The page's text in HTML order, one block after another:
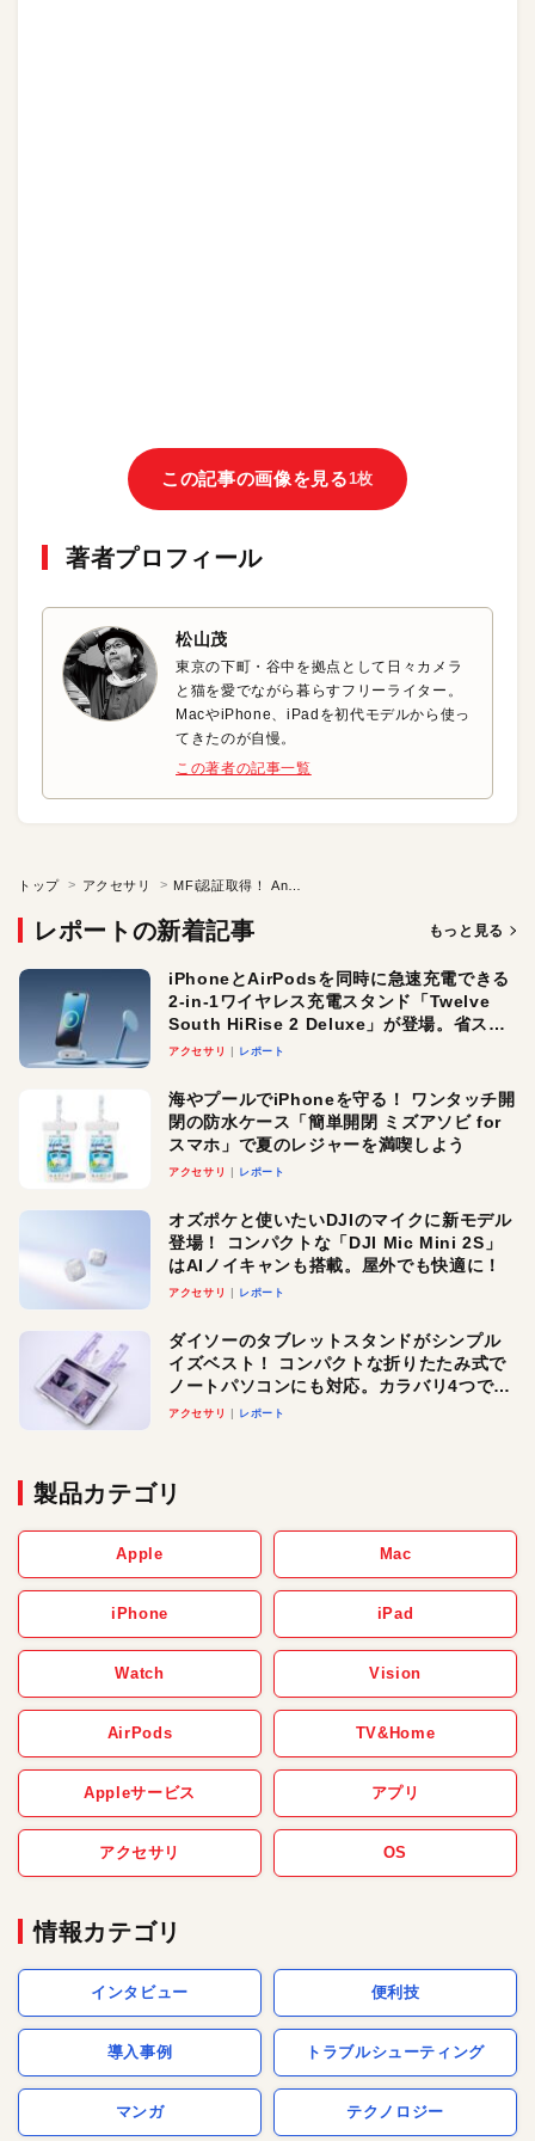
この記事の画像を見る 1枚
著者プロフィール
松山茂
東京の下町・谷中を拠点として日々カメラ
と猫を愛でながら暮らすフリーライター。
MacやiPhone、iPadを初代モデルから使っ
てきたのが自慢。
この著者の記事一覧
トップ アクセサリ
レポートの新着記事 もっと見る
iPhoneとAirPodsを同時に急速充電できる
2-in-1ワイヤレス充電スタンド「Twelve
South HiRise 2 Deluxe」が登場。省スペ
ースでおしゃれに充電したい人にオスス
アクセサリ レポート
海やプールでiPhoneを守る！ ワンタッチ開
閉の防水ケース「簡単開閉 ミズアソビ for
スマホ」で夏のレジャーを満喫しよう
アクセサリ レポート
オズポケと使いたいDJIのマイクに新モデル
登場！ コンパクトな「DJI Mic Mini 2S」
はAIノイキャンも搭載。屋外でも快適に！
アクセサリ レポート
ダイソーのタブレットスタンドがシンプル
イズベスト！ コンパクトな折りたたみ式で
ノートパソコンにも対応。カラバリ4つで選
べる楽しさも
アクセサリ レポート
製品カテゴリ
Apple Mac
iPhone iPad
Watch Vision
AirPods TV&Home
Appleサービス アプリ
アクセサリ OS
情報カテゴリ
インタビュー 便利技
導入事例 トラブルシューティング
マンガ テクノロジー